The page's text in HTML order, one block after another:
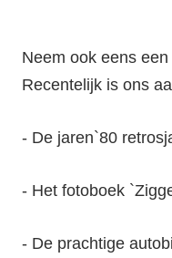
Neem ook eens
Recentelijk is ons
- De jaren`80
- Het fotoboek
- De prachtige